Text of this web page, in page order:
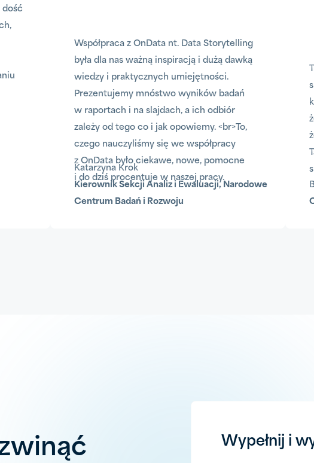
dość
Współpraca z OnData nt. Data Storytelling
była dla nas ważną inspiracją i dużą dawką
wiedzy i praktycznych umiejętności.
Prezentujemy mnóstwo wyników badań
w raportach i na slajdach, a ich odbiór
zależy od tego co i jak opowiemy. <br>To,
czego nauczyliśmy się we współpracy
z OnData było ciekawe, nowe, pomocne
i do dziś procentuje w naszej pracy.
Katarzyna Krok
Kierownik Sekcji Analiz i Ewaluacji, Narodowe
Centrum Badań i Rozwoju
Wypełnij i